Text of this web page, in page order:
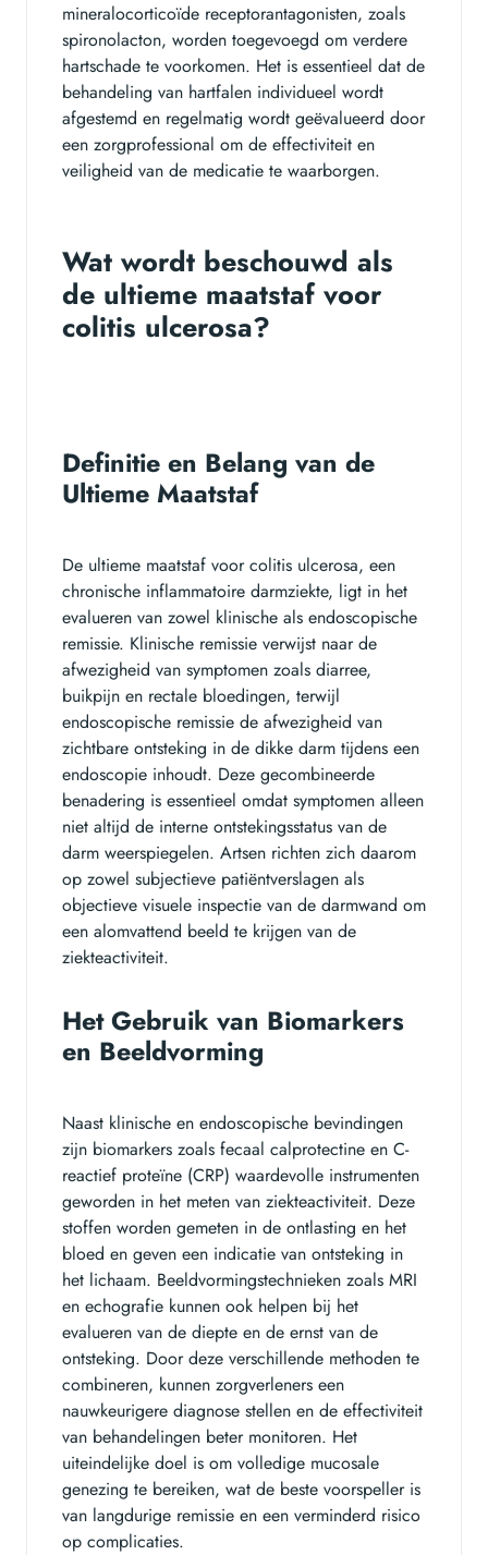
mineralocorticoïde receptorantagonisten, zoals
spironolacton, worden toegevoegd om verdere
hartschade te voorkomen. Het is essentieel dat de
behandeling van hartfalen individueel wordt
afgestemd en regelmatig wordt geëvalueerd door
een zorgprofessional om de effectiviteit en
veiligheid van de medicatie te waarborgen.
Wat wordt beschouwd als
de ultieme maatstaf voor
colitis ulcerosa?
Definitie en Belang van de
Ultieme Maatstaf
De ultieme maatstaf voor colitis ulcerosa, een
chronische inflammatoire darmziekte, ligt in het
evalueren van zowel klinische als endoscopische
remissie. Klinische remissie verwijst naar de
afwezigheid van symptomen zoals diarree,
buikpijn en rectale bloedingen, terwijl
endoscopische remissie de afwezigheid van
zichtbare ontsteking in de dikke darm tijdens een
endoscopie inhoudt. Deze gecombineerde
benadering is essentieel omdat symptomen alleen
niet altijd de interne ontstekingsstatus van de
darm weerspiegelen. Artsen richten zich daarom
op zowel subjectieve patiëntverslagen als
objectieve visuele inspectie van de darmwand om
een alomvattend beeld te krijgen van de
ziekteactiviteit.
Het Gebruik van Biomarkers
en Beeldvorming
Naast klinische en endoscopische bevindingen
zijn biomarkers zoals fecaal calprotectine en C-
reactief proteïne (CRP) waardevolle instrumenten
geworden in het meten van ziekteactiviteit. Deze
stoffen worden gemeten in de ontlasting en het
bloed en geven een indicatie van ontsteking in
het lichaam. Beeldvormingstechnieken zoals MRI
en echografie kunnen ook helpen bij het
evalueren van de diepte en de ernst van de
ontsteking. Door deze verschillende methoden te
combineren, kunnen zorgverleners een
nauwkeurigere diagnose stellen en de effectiviteit
van behandelingen beter monitoren. Het
uiteindelijke doel is om volledige mucosale
genezing te bereiken, wat de beste voorspeller is
van langdurige remissie en een verminderd risico
op complicaties.